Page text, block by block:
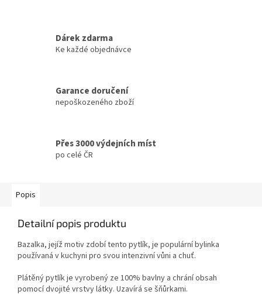
Dárek zdarma
Ke každé objednávce
Garance doručení
nepoškozeného zboží
Přes 3000 výdejních míst
po celé ČR
Popis
Detailní popis produktu
Bazalka, jejíž motiv zdobí tento pytlík, je populární bylinka
používaná v kuchyni pro svou intenzivní vůni a chuť.
Plátěný pytlík je vyrobený ze 100% bavlny a chrání obsah
pomocí dvojité vrstvy látky. Uzavírá se šňůrkami.